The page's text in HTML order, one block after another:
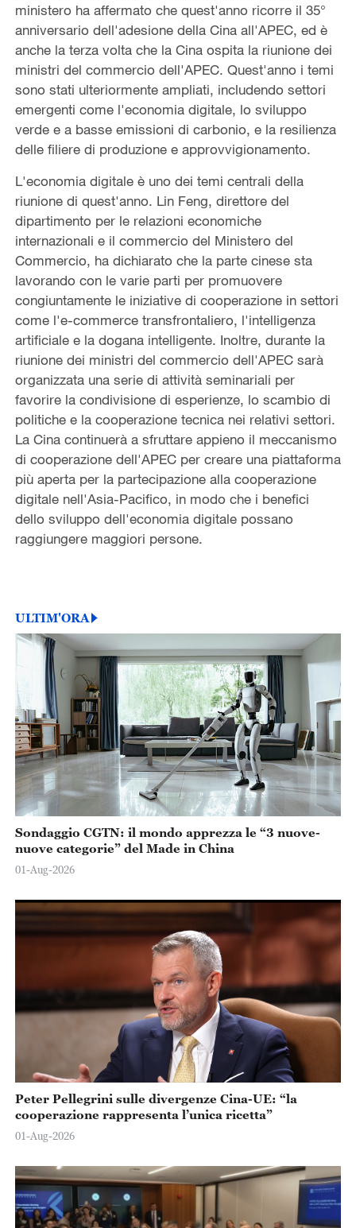
ministero ha affermato che quest'anno ricorre il 35°
anniversario dell'adesione della Cina all'APEC, ed è
anche la terza volta che la Cina ospita la riunione dei
ministri del commercio dell'APEC. Quest'anno i temi
sono stati ulteriormente ampliati, includendo settori
emergenti come l'economia digitale, lo sviluppo
verde e a basse emissioni di carbonio, e la resilienza
delle filiere di produzione e approvvigionamento.
L'economia digitale è uno dei temi centrali della
riunione di quest'anno. Lin Feng, direttore del
dipartimento per le relazioni economiche
internazionali e il commercio del Ministero del
Commercio, ha dichiarato che la parte cinese sta
lavorando con le varie parti per promuovere
congiuntamente le iniziative di cooperazione in settori
come l'e-commerce transfrontaliero, l'intelligenza
artificiale e la dogana intelligente. Inoltre, durante la
riunione dei ministri del commercio dell'APEC sarà
organizzata una serie di attività seminariali per
favorire la condivisione di esperienze, lo scambio di
politiche e la cooperazione tecnica nei relativi settori.
La Cina continuerà a sfruttare appieno il meccanismo
di cooperazione dell'APEC per creare una piattaforma
più aperta per la partecipazione alla cooperazione
digitale nell'Asia-Pacifico, in modo che i benefici
dello sviluppo dell'economia digitale possano
raggiungere maggiori persone.
ULTIM'ORA
Sondaggio CGTN: il mondo apprezza le “3 nuove-
nuove categorie” del Made in China
01-Aug-2026
Peter Pellegrini sulle divergenze Cina-UE: “la
cooperazione rappresenta l’unica ricetta”
01-Aug-2026